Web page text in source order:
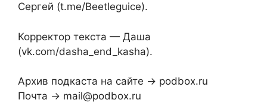
Сергей (t.me/Beetleguice).
Корректор текста — Даша
(vk.com/dasha_end_kasha).
Архив подкаста на сайте → podbox.ru
Почта → mail@podbox.ru